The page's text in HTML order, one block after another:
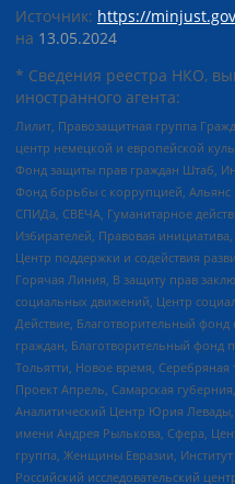
Источник: https://
на 13.05.2024
* Сведения реестра НКО,
иностранного агента:
Лилит, Правозащитная группа
центр немецкой и европейской
Фонд защиты прав граждан Штаб,
Фонд борьбы с коррупцией,
СПИДа, СВЕЧА, Гуманитарное
Избирателей, Правовая
Центр поддержки и содействия
Горячая Линия, В защиту прав
социальных движений, Центр
Действие, Благотворительный
граждан, Благотворительный
Тольятти, Новое время, Серебряная
Проект Апрель, Самарская
Аналитический Центр Юрия
имени Андрея Рылькова, Сфера,
группа, Женщины Евразии,
Российский исследовательский